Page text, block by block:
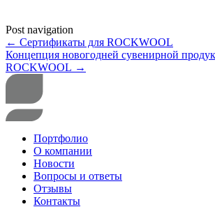
Post navigation
← Сертификаты для ROCKWOOL
Концепция новогодней сувенирной
ROCKWOOL →
Портфолио
О компании
Новости
Вопросы и ответы
Отзывы
Контакты